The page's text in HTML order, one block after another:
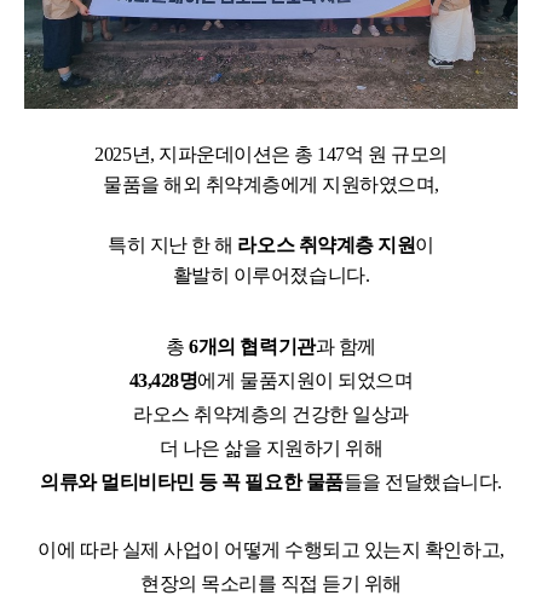
2025년, 지파운데이션은 총 147억 원 규모의
물품을해외 취약계층에게 지원하였으며,
특히 지난 한 해 라오스 취약계층 지원이
활발히 이루어졌습니다.
총 6개의 협력기관과 함께
43,428명에게 물품지원이 되었으며
라오스 취약계층의 건강한 일상과
더 나은 삶을 지원하기 위해
의류와 멀티비타민 등 꼭 필요한 물품들을 전달했습니다.
이에 따라 실제 사업이 어떻게 수행되고 있는지 확인하고,
현장의 목소리를 직접 듣기 위해